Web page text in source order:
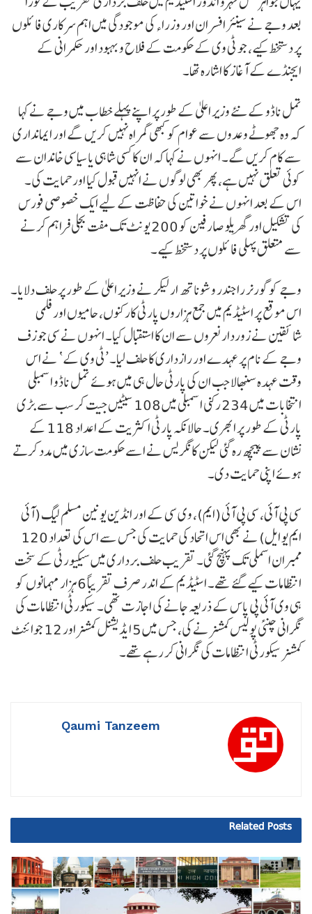
بعد وجے نے سینئر افسران اور وزراء کی موجودگی میں اہم سرکاری فائلوں
پر دستخط کیے، جو ٹی وی کے حکومت کے فلاح و بہبود اور حکمرانی کے
ایجنڈے کے آغاز کا اشارہ تھا۔
تمل ناڈو کے نئے وزیر اعلیٰ کے طور پر اپنے پہلے خطاب میں وجے نے کہا
کہ وہ جھوٹے وعدوں سے عوام کو کبھی گمراہ نہیں کریں گے اور ایمانداری
سے کام کریں گے۔ انہوں نے کہا کہ ان کا کسی شاہی یا سیاسی خاندان سے
کوئی تعلق نہیں ہے، پھر بھی لوگوں نے انہیں قبول کیا اور حمایت کی۔
اس کے بعد انہوں نے خواتین کی حفاظت کے لیے ایک خصوصی فورس
کی تشکیل اور گھریلو صارفین کو 200 یونٹ تک مفت بجلی فراہم کرنے
سے متعلق پہلی فائلوں پر دستخط کیے۔
وجے کو گورنر راجندر وشوناتھ ارلیکر نے وزیر اعلیٰ کے طور پر حلف دلایا۔
اس موقع پر اسٹیڈیم میں جمع ہزاروں پارٹی کارکنوں، حامیوں اور فلمی
شائقین نے زوردار نعروں سے ان کا استقبال کیا۔ انہوں نے سی جوزف
وجے کے نام پر عہدے اور رازداری کا حلف لیا۔ ’ٹی وی کے‘ نے اس
وقت عہدہ سنبھالا جب ان کی پارٹی حال ہی میں ہوئے تمل ناڈو اسمبلی
انتخابات میں 234 رکنی اسمبلی میں 108 سیٹیں جیت کر سب سے بڑی
پارٹی کے طور پر ابھری۔ حالانکہ پارٹی اکثریت کے اعداد 118 کے
نشان سے پیچھ رہ گئی لیکن کانگریس نے اسے حکومت سازی میں مدد کرتے
ہوئے اپنی حمایت دی۔
سی پی آئی، سی پی آئی (ایم)، وی سی کے اور انڈین یونین مسلم لیگ (آئی
ایم یو ایل) نے بھی اس اتحاد کی حمایت کی جس سے اس کی تعداد 120
ممبران اسملی تک پہنچ گئی۔ تقریب حلف برداری میں سیکیورٹی کے سخت
انتظامات کیے گئے تھے۔ اسٹیڈیم کے اندر صرف تقریباً 6 ہزار مہمانوں کو
ہی وی آئی پی پاس کے ذریعہ جانے کی اجازت تھی۔ سیکورٹی انتظامات کی
نگرانی چنئی پولیس کمشنر نے کی، جس میں 5 ایڈیشنل کمشنر اور 12 جوائنٹ
کمشنر سیکورٹی انتظامات کی نگرانی کر رہے تھے۔
Qaumi Tanzeem
Related Posts